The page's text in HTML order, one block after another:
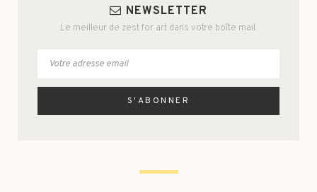
NEWSLETTER
Le meilleur de zest for art dans votre boîte mail.